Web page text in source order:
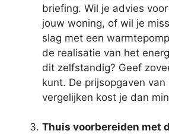
briefing. Wil je advies
jouw woning, of wil je
slag met een
de realisatie van het
dit zelfstandig? Geef
kunt. De prijsopgaven van
vergelijken kost je dan
Thuis voorbereiden met